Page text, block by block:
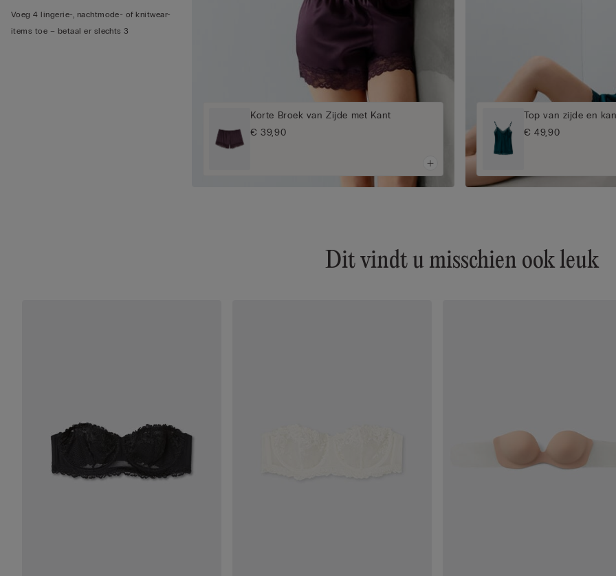
Voeg 4 lingerie-, nachtmode- of knitwear-
items toe – betaal er slechts 3
Korte Broek van Zijde met Kant
€ 39,90
Top van zijde en
€ 49,90
Dit vindt u misschien ook leuk